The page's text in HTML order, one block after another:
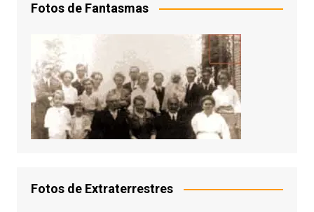
Fotos de Fantasmas
Fotos de Extraterrestres